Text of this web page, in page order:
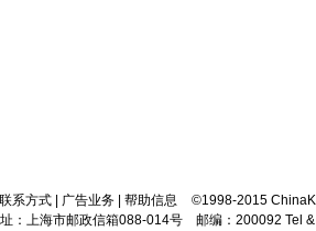
联系方式 广告业务 帮助信息
©1998-2015
：上海市邮政信箱088-014号 邮编：200092 Tel